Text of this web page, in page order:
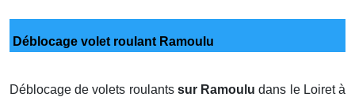
Déblocage volet roulant Ramoulu
Déblocage de volets roulants sur Ramouludans le Loiret à